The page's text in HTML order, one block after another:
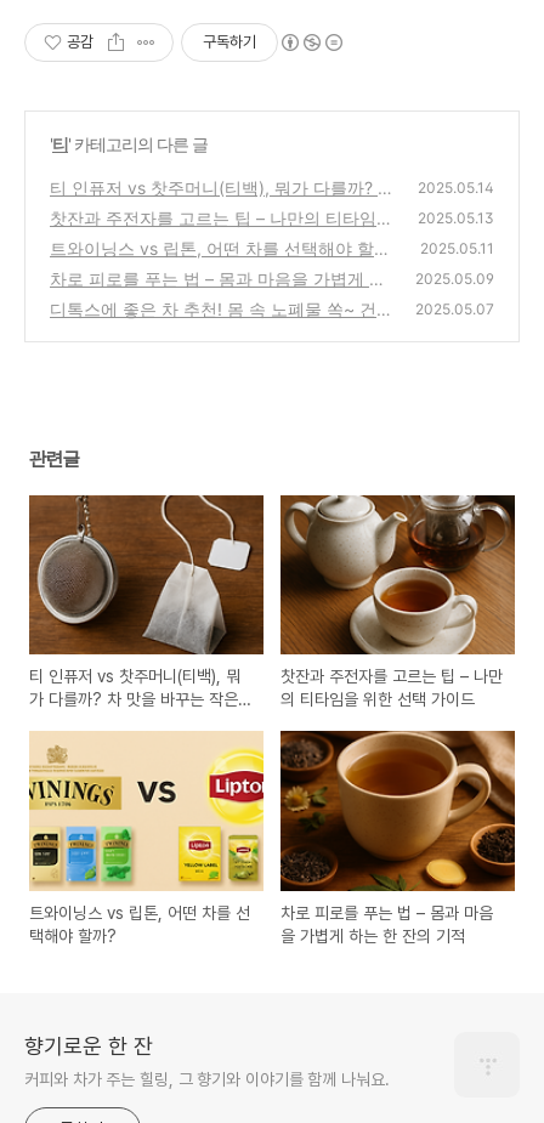
공감 구독하기
'티' 카테고리의 다른 글
티 인퓨저 vs 찻주머니(티백), 뭐가 다를까? 차
맛을 바꾸는 작은 도구의 차이
(0)
2025.05.14
찻잔과 주전자를 고르는 팁 – 나만의 티타임을
위한 선택 가이드
(0)
2025.05.13
트와이닝스 vs 립톤, 어떤 차를 선택해야 할
까?
(0)
2025.05.11
차로 피로를 푸는 법 – 몸과 마음을 가볍게 하
는 한 잔의 기적
(0)
2025.05.09
디톡스에 좋은 차 추천! 몸 속 노폐물 쏙~ 건강
2025.05.07
관련글
티 인퓨저 vs 찻주머니(티백), 뭐
가 다를까? 차 맛을 바꾸는 작은
찻잔과 주전자를 고르는 팁 – 나만
의 티타임을 위한 선택 가이드
트와이닝스 vs 립톤, 어떤 차를 선
택해야 할까?
차로 피로를 푸는 법 – 몸과 마음
을 가볍게 하는 한 잔의 기적
향기로운 한 잔
커피와 차가 주는 힐링, 그 향기와 이야기를 함께 나눠요.